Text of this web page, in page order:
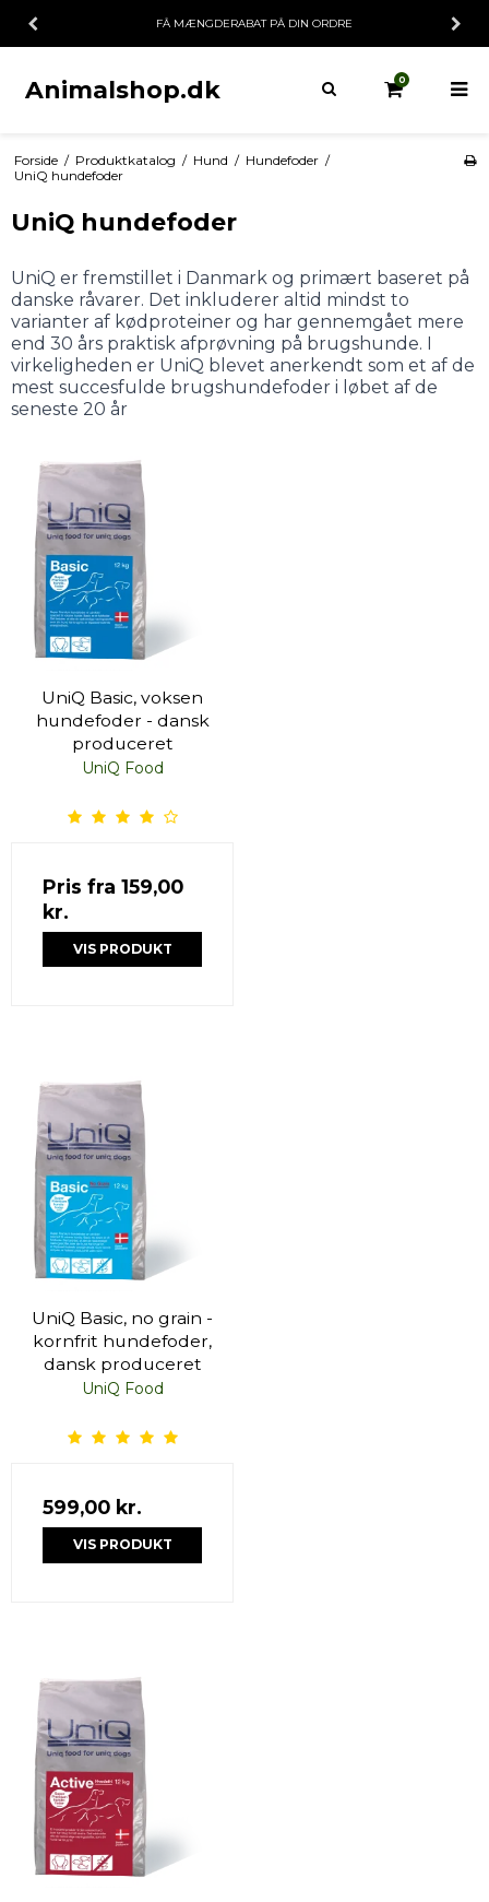
FÅ MÆNGDERABAT PÅ DIN ORDRE
Animalshop.dk 0
Forside / Produktkatalog / Hund / Hundefoder /
UniQ hundefoder
UniQ hundefoder
UniQ er fremstillet i Danmark og primært baseret på
danske råvarer. Det inkluderer altid mindst to
varianter af kødproteiner og har gennemgået mere
end 30 års praktisk afprøvning på brugshunde. I
virkeligheden er UniQ blevet anerkendt som et af de
mest succesfulde brugshundefoder i løbet af de
seneste 20 år
UniQ Basic, voksen
hundefoder - dansk
produceret
UniQ Food
Pris fra 159,00
kr.
VIS PRODUKT
UniQ Basic, no grain -
kornfrit hundefoder,
dansk produceret
UniQ Food
599,00 kr.
VIS PRODUKT